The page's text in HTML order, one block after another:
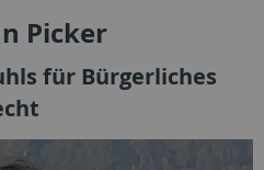
Picker
für Bürgerliches